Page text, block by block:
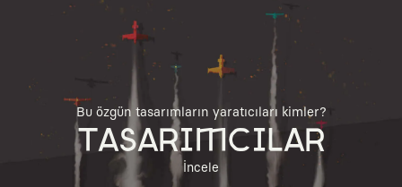
Bu özgün tasarımların yaratıcıları kimler?
TASARIMCILAR
İncele